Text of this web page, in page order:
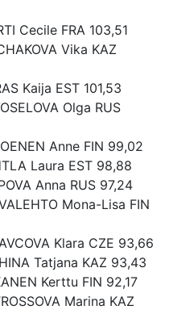
Cecile FRA 103,51
Vika KAZ
Kaija EST 101,53
Olga RUS
Anne FIN 99,02
Laura EST 98,88
Anna RUS 97,24
Mona-Lisa FIN
Klara CZE 93,66
Tatjana KAZ 93,43
Kerttu FIN 92,17
Marina KAZ